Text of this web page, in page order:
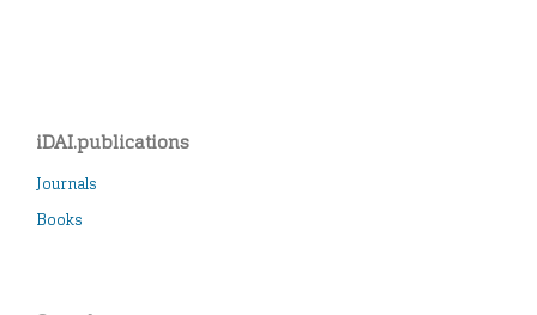
iDAI.publications
Journals
Books